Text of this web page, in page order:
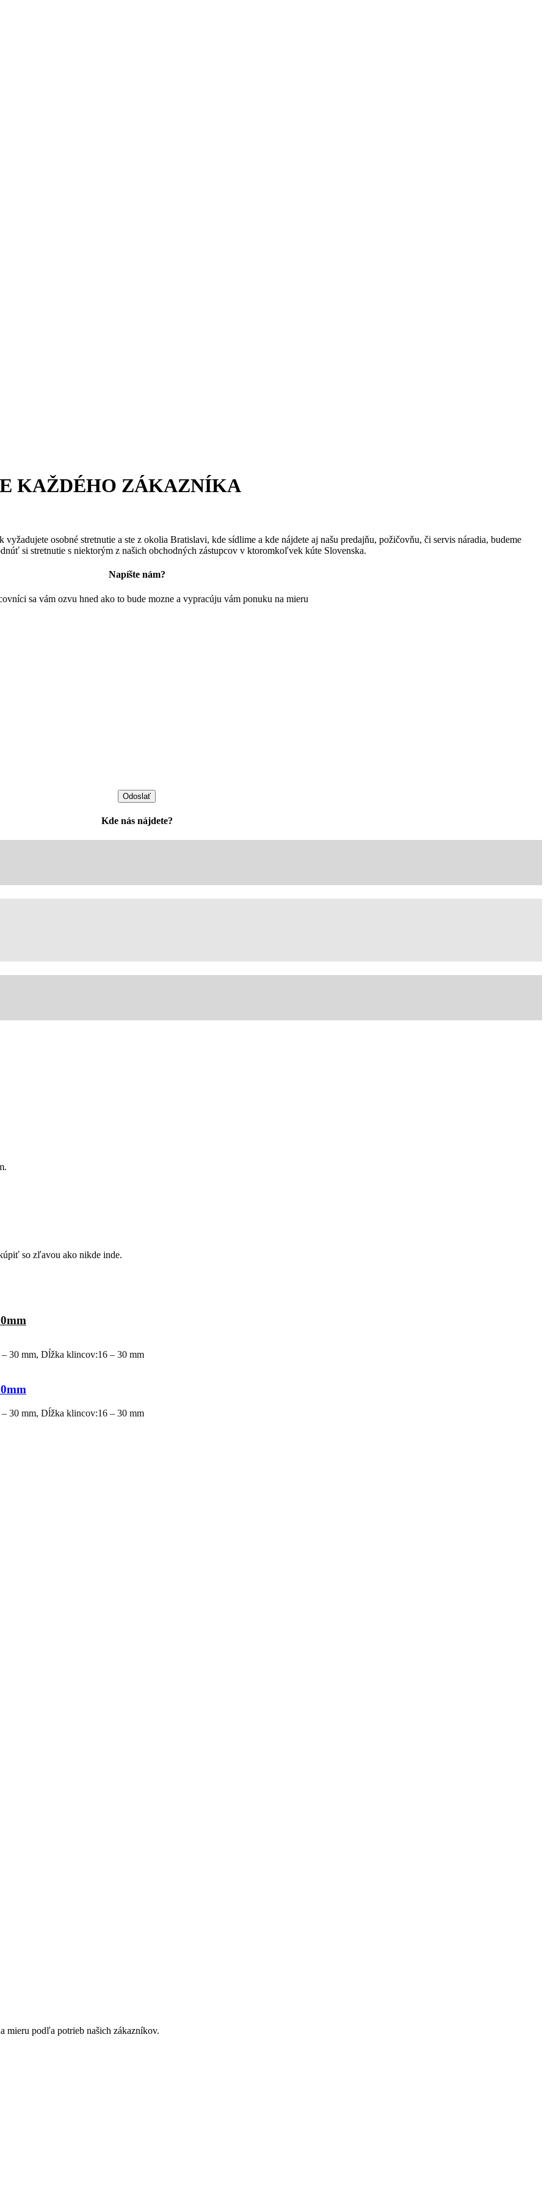
KAŽDÉHO ZÁKAZNÍKA
osobné stretnutie a ste z okolia Bratislavi, kde sídlime a kde nájdete aj našu predajňu, požičovňu, či servis náradia, budeme
si stretnutie s niektorým z našich obchodných zástupcov v ktoromkoľvek kúte Slovenska.
Napíšte nám?
sa vám ozvu hned ako to bude mozne a vypracúju vám ponuku na mieru
Kde nás nájdete?
so zľavou ako nikde inde.
30 mm, Dĺžka klincov:16 – 30 mm
30 mm, Dĺžka klincov:16 – 30 mm
mieru podľa potrieb našich zákazníkov.